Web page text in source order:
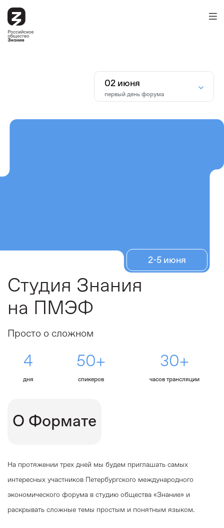
02 июня
первый день форума
2-5 июня
Студия Знания
на ПМЭФ
Просто о сложном
4
дня
50+
спикеров
30+
часов трансляции
О Формате
На протяжении трех дней мы будем приглашать самых
интересных участников Петербургского международного
экономического форума в студию общества «Знание» и
раскрывать сложные темы простым и понятным языком.